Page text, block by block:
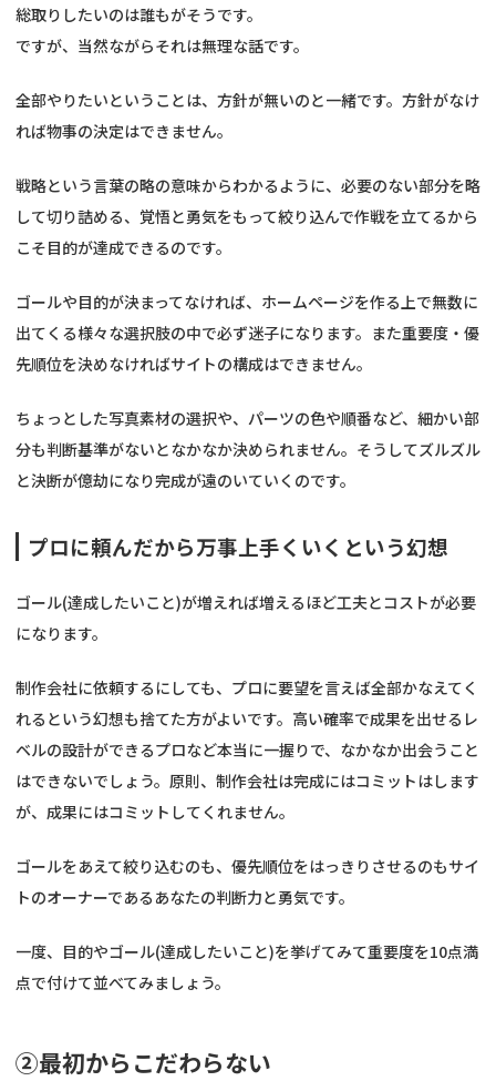
総取りしたいのは誰もがそうです。
ですが、当然ながらそれは無理な話です。
全部やりたいということは、方針が無いのと一緒です。方針がなけ
れば物事の決定はできません。
戦略という言葉の略の意味からわかるように、必要のない部分を略
して切り詰める、覚悟と勇気をもって絞り込んで作戦を立てるから
こそ目的が達成できるのです。
ゴールや目的が決まってなければ、ホームページを作る上で無数に
出てくる様々な選択肢の中で必ず迷子になります。また重要度・優
先順位を決めなければサイトの構成はできません。
ちょっとした写真素材の選択や、パーツの色や順番など、細かい部
分も判断基準がないとなかなか決められません。そうしてズルズル
と決断が億劫になり完成が遠のいていくのです。
プロに頼んだから万事上手くいくという幻想
ゴール(達成したいこと)が増えれば増えるほど工夫とコストが必要
になります。
制作会社に依頼するにしても、プロに要望を言えば全部かなえてく
れるという幻想も捨てた方がよいです。高い確率で成果を出せるレ
ベルの設計ができるプロなど本当に一握りで、なかなか出会うこと
はできないでしょう。原則、制作会社は完成にはコミットはします
が、成果にはコミットしてくれません。
ゴールをあえて絞り込むのも、優先順位をはっきりさせるのもサイ
トのオーナーであるあなたの判断力と勇気です。
一度、目的やゴール(達成したいこと)を挙げてみて重要度を10点満
点で付けて並べてみましょう。
②最初からこだわらない